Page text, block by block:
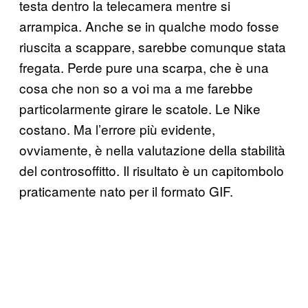
testa dentro la telecamera mentre si
arrampica. Anche se in qualche modo fosse
riuscita a scappare, sarebbe comunque stata
fregata. Perde pure una scarpa, che è una
cosa che non so a voi ma a me farebbe
particolarmente girare le scatole. Le Nike
costano. Ma l’errore più evidente,
ovviamente, è nella valutazione della stabilità
del controsoffitto. Il risultato è un capitombolo
praticamente nato per il formato GIF.